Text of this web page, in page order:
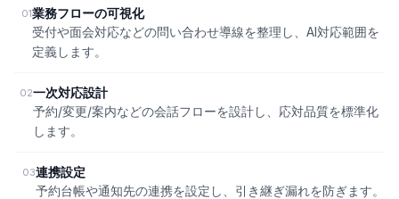
01業務フローの可視化
受付や面会対応などの問い合わせ導線を整理し、AI対応範囲を
定義します。
02一次対応設計
予約/変更/案内などの会話フローを設計し、応対品質を標準化
します。
03連携設定
予約台帳や通知先の連携を設定し、引き継ぎ漏れを防ぎます。